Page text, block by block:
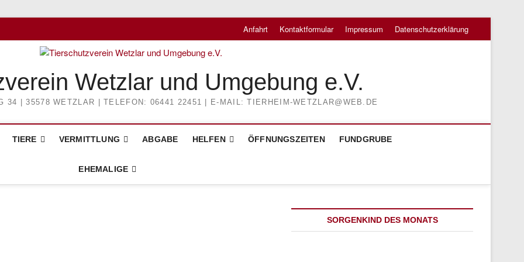
Anfahrt Kontaktformular Impressum Datenschutzerklärung
Wetzlar und Umgebung e.V.
34 | 35578 WETZLAR | TELEFON: 06441 22451 | E-MAIL: TIERHEIM-WETZLAR@WEB.DE
TIERE VERMITTLUNG ABGABE HELFEN ÖFFNUNGSZEITEN FUNDGRUBE
EHEMALIGE
SORGENKIND DES MONATS